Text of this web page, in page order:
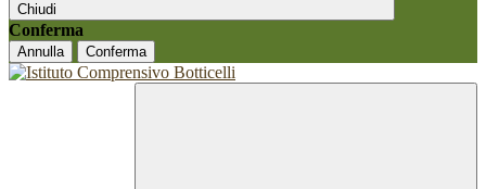
Chiudi
Conferma
Annulla Conferma